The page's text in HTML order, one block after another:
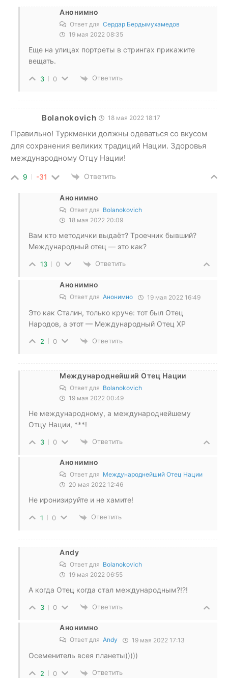
Анонимно
Ответ для Сердар Бердымухамедов
19 мая 2022 08:35
Еще на улицах портреты в стрингах прикажите
вещать.
3 0 Ответить
Bolanokovich 18 мая 2022 18:17
Правильно! Туркменки должны одеваться со вкусом
для сохранения великих традиций Нации. Здоровья
международному Отцу Нации!
9 -31 Ответить
Анонимно
Ответ для Bolanokovich
18 мая 2022 20:09
Вам кто методички выдаёт? Троечник бывший?
Международный отец — это как?
13 0 Ответить
Анонимно
Ответ для Анонимно 19 мая 2022 16:49
Это как Сталин, только круче: тот был Отец
Народов, а этот — Международный Отец XP
2 0 Ответить
Международнейший Отец Нации
Ответ для Bolanokovich
19 мая 2022 00:49
Не международному, а международнейшему
Отцу Нации, ***!
3 0 Ответить
Анонимно
Ответ для Международнейший Отец Нации
20 мая 2022 12:46
Не иронизируйте и не хамите!
1 0 Ответить
Andy
Ответ для Bolanokovich
19 мая 2022 06:55
А когда Отец когда стал международным?!?!
3 0 Ответить
Анонимно
Ответ для Andy 19 мая 2022 17:13
Осеменитель всея планеты)))))
2 0 Ответить